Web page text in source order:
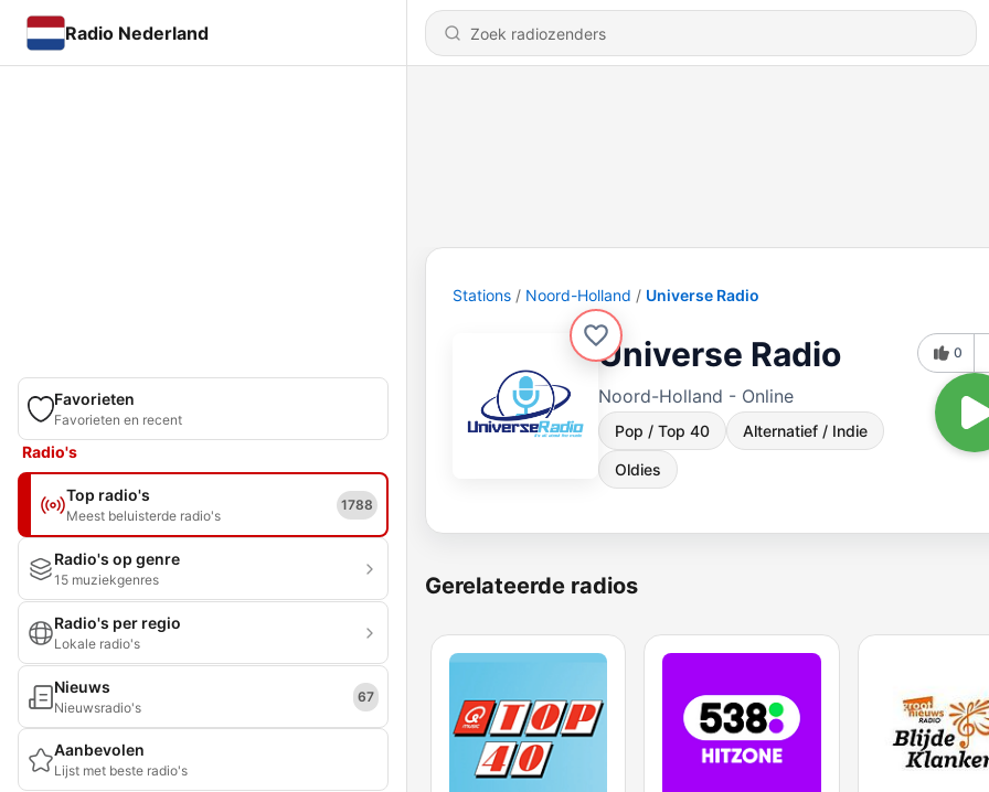
Radio Nederland
Favorieten
Favorieten en recent
Radio's
Top radio's
Meest beluisterde radio's
1788
Radio's op genre
15 muziekgenres
Radio's per regio
Lokale radio's
Nieuws
Nieuwsradio's
67
Aanbevolen
Lijst met beste radio's
Stations Noord-Holland Universe Radio
Universe Radio
Noord-Holland - Online
Pop / Top 40 Alternatief / Indie
Oldies
0
Gerelateerde radios